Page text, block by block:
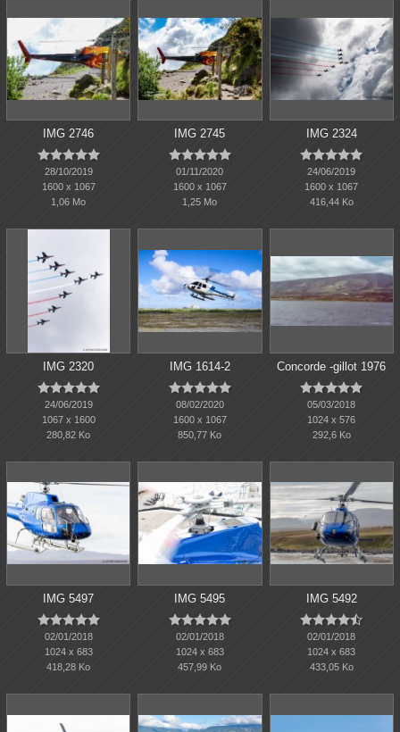
IMG 2746

28/10/2019
1600 x 1067
1,06 Mo
IMG 2745

01/11/2020
1600 x 1067
1,25 Mo
IMG 2324

24/06/2019
1600 x 1067
416,44 Ko
IMG 2320

24/06/2019
1067 x 1600
280,82 Ko
IMG 1614-2

08/02/2020
1600 x 1067
850,77 Ko
Concorde -gillot 1976

05/03/2018
1024 x 576
292,6 Ko
IMG 5497

02/01/2018
1024 x 683
418,28 Ko
IMG 5495

02/01/2018
1024 x 683
457,99 Ko
IMG 5492

02/01/2018
1024 x 683
433,05 Ko